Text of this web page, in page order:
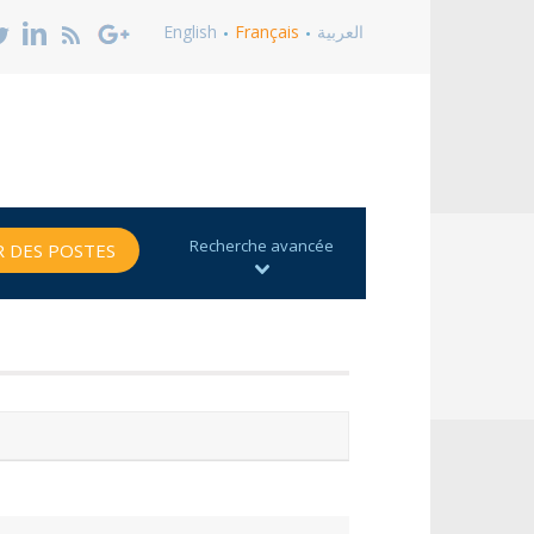
English Français العربية
DES POSTES